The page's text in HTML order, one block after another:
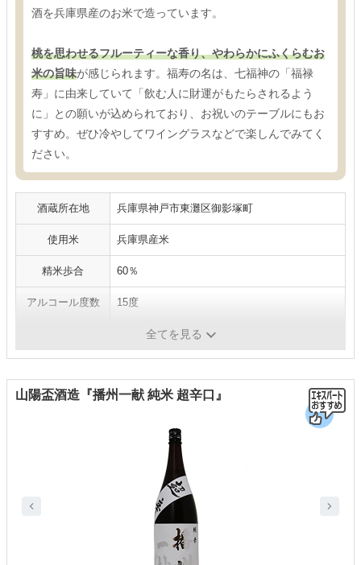
酒を兵庫県産のお米で造っています。
桃を思わせるフルーティーな香り、やわらかにふくらむお
米の旨味が感じられます。福寿の名は、七福神の「福禄
寿」に由来していて「飲む人に財運がもたらされるよう
に」との願いが込められており、お祝いのテーブルにもお
すすめ。ぜひ冷やしてワイングラスなどで楽しんでみてく
ださい。
酒蔵所在地 兵庫県神戸市東灘区御影塚町
使用米 兵庫県産米
精米歩合 60％
アルコール度数 15度
全てを見る
山陽盃酒造『播州一献 純米 超辛口』